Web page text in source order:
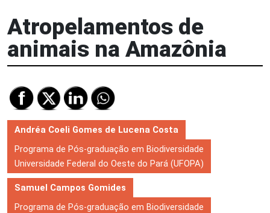
Atropelamentos de
animais na Amazônia
Andréa Coeli Gomes de Lucena Costa
Programa de Pós-graduação em Biodiversidade
Universidade Federal do Oeste do Pará (UFOPA)
Samuel Campos Gomides
Programa de Pós-graduação em Biodiversidade